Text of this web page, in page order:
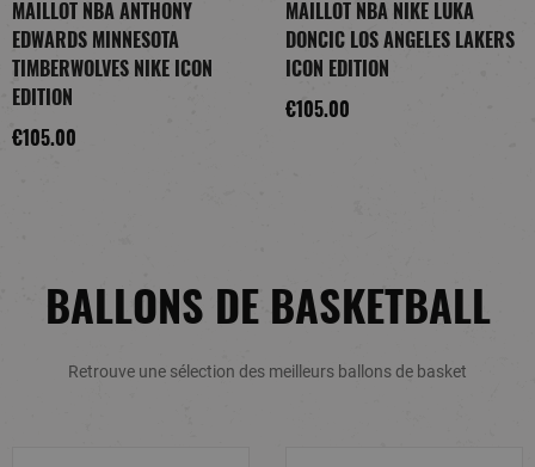
MAILLOT NBA ANTHONY
EDWARDS MINNESOTA
TIMBERWOLVES NIKE ICON
EDITION
€105.00
MAILLOT NBA NIKE LUKA
DONCIC LOS ANGELES LAKERS
ICON EDITION
€105.00
BALLONS DE BASKETBALL
Retrouve une sélection des meilleurs ballons de basket